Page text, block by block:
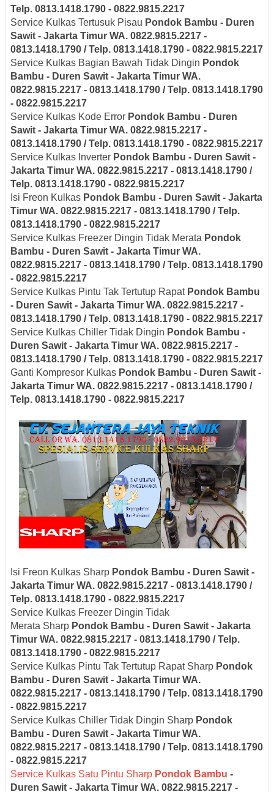
Telp. 0813.1418.1790 - 0822.9815.2217
Service Kulkas Tertusuk Pisau Pondok Bambu - Duren
Sawit - Jakarta Timur WA. 0822.9815.2217 -
0813.1418.1790 / Telp. 0813.1418.1790 - 0822.9815.2217
Service Kulkas Bagian Bawah Tidak Dingin Pondok
Bambu - Duren Sawit - Jakarta Timur WA.
0822.9815.2217 - 0813.1418.1790 / Telp. 0813.1418.1790
- 0822.9815.2217
Service Kulkas Kode Error Pondok Bambu - Duren
Sawit - Jakarta Timur WA. 0822.9815.2217 -
0813.1418.1790 / Telp. 0813.1418.1790 - 0822.9815.2217
Service Kulkas Inverter Pondok Bambu - Duren Sawit -
Jakarta Timur WA. 0822.9815.2217 - 0813.1418.1790 /
Telp. 0813.1418.1790 - 0822.9815.2217
Isi Freon Kulkas Pondok Bambu - Duren Sawit - Jakarta
Timur WA. 0822.9815.2217 - 0813.1418.1790 / Telp.
0813.1418.1790 - 0822.9815.2217
Service Kulkas Freezer Dingin Tidak Merata Pondok
Bambu - Duren Sawit - Jakarta Timur WA.
0822.9815.2217 - 0813.1418.1790 / Telp. 0813.1418.1790
- 0822.9815.2217
Service Kulkas Pintu Tak Tertutup Rapat Pondok Bambu
- Duren Sawit - Jakarta Timur WA. 0822.9815.2217 -
0813.1418.1790 / Telp. 0813.1418.1790 - 0822.9815.2217
Service Kulkas Chiller Tidak Dingin Pondok Bambu -
Duren Sawit - Jakarta Timur WA. 0822.9815.2217 -
0813.1418.1790 / Telp. 0813.1418.1790 - 0822.9815.2217
Ganti Kompresor Kulkas Pondok Bambu - Duren Sawit -
Jakarta Timur WA. 0822.9815.2217 - 0813.1418.1790 /
Telp. 0813.1418.1790 - 0822.9815.2217
Isi Freon Kulkas Sharp Pondok Bambu - Duren Sawit -
Jakarta Timur WA. 0822.9815.2217 - 0813.1418.1790 /
Telp. 0813.1418.1790 - 0822.9815.2217
Service Kulkas Freezer Dingin Tidak
Merata Sharp Pondok Bambu - Duren Sawit - Jakarta
Timur WA. 0822.9815.2217 - 0813.1418.1790 / Telp.
0813.1418.1790 - 0822.9815.2217
Service Kulkas Pintu Tak Tertutup Rapat Sharp Pondok
Bambu - Duren Sawit - Jakarta Timur WA.
0822.9815.2217 - 0813.1418.1790 / Telp. 0813.1418.1790
- 0822.9815.2217
Service Kulkas Chiller Tidak Dingin Sharp Pondok
Bambu - Duren Sawit - Jakarta Timur WA.
0822.9815.2217 - 0813.1418.1790 / Telp. 0813.1418.1790
- 0822.9815.2217
Service Kulkas Satu Pintu Sharp Pondok Bambu -
Duren Sawit - Jakarta Timur WA. 0822.9815.2217 -